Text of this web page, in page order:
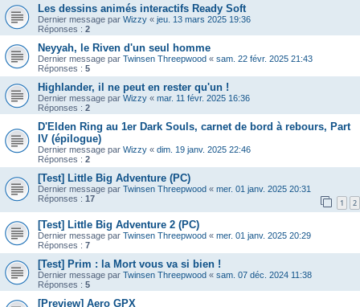
Les dessins animés interactifs Ready Soft
Dernier message par Wizzy « jeu. 13 mars 2025 19:36
Réponses : 2
Neyyah, le Riven d'un seul homme
Dernier message par Twinsen Threepwood « sam. 22 févr. 2025 21:43
Réponses : 5
Highlander, il ne peut en rester qu'un !
Dernier message par Wizzy « mar. 11 févr. 2025 16:36
Réponses : 2
D'Elden Ring au 1er Dark Souls, carnet de bord à rebours, Part
IV (épilogue)
Dernier message par Wizzy « dim. 19 janv. 2025 22:46
Réponses : 2
[Test] Little Big Adventure (PC)
Dernier message par Twinsen Threepwood « mer. 01 janv. 2025 20:31
Réponses : 17 1 2
[Test] Little Big Adventure 2 (PC)
Dernier message par Twinsen Threepwood « mer. 01 janv. 2025 20:29
Réponses : 7
[Test] Prim : la Mort vous va si bien !
Dernier message par Twinsen Threepwood « sam. 07 déc. 2024 11:38
Réponses : 5
[Preview] Aero GPX